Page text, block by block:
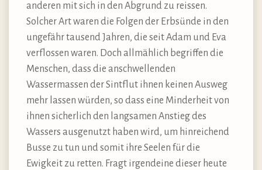
anderen mit sich in den Abgrund zu reissen.
Solcher Art waren die Folgen der Erbsünde in den
ungefähr tausend Jahren, die seit Adam und Eva
verflossen waren. Doch allmählich begriffen die
Menschen, dass die anschwellenden
Wassermassen der Sintflut ihnen keinen Ausweg
mehr lassen würden, so dass eine Minderheit von
ihnen sicherlich den langsamen Anstieg des
Wassers ausgenutzt haben wird, um hinreichend
Busse zu tun und somit ihre Seelen für die
Ewigkeit zu retten. Fragt irgendeine dieser heute